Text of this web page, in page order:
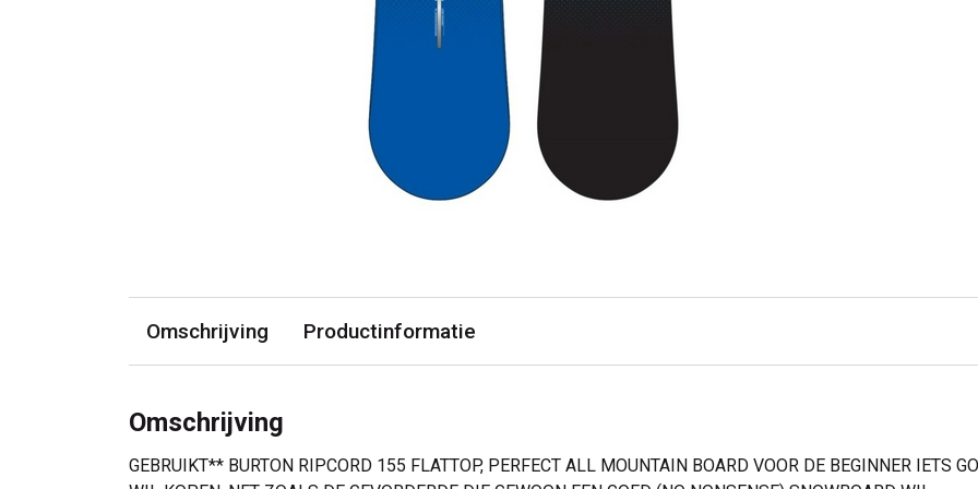
Omschrijving Productinformatie
Omschrijving
GEBRUIKT** BURTON RIPCORD 155 FLATTOP, PERFECT ALL MOUNTAIN BOARD VOOR DE BEGINNER IETS